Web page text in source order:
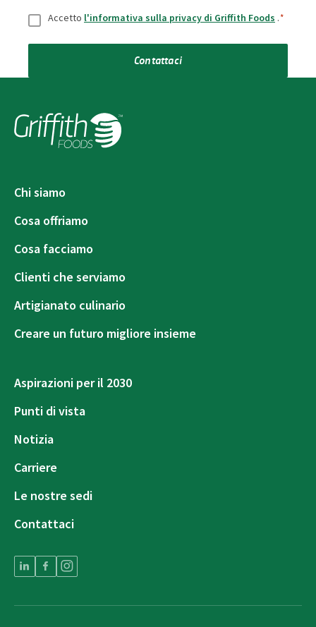
Consenso
Accetto l'informativa sulla privacy di Griffith Foods .*
Contattaci
Chi siamo
Cosa offriamo
Cosa facciamo
Clienti che serviamo
Artigianato culinario
Creare un futuro migliore insieme
Aspirazioni per il 2030
Punti di vista
Notizia
Carriere
Le nostre sedi
Contattaci